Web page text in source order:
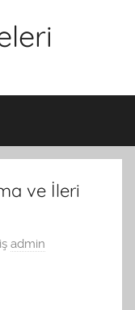
ve İleri
admin